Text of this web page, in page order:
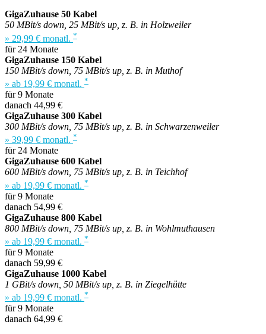
GigaZuhause 50 Kabel
50 MBit/s down, 25 MBit/s up, z. B. in Holzweiler
» 29,99 € monatl. *
für 24 Monate
GigaZuhause 150 Kabel
150 MBit/s down, 75 MBit/s up, z. B. in Muthof
» ab 19,99 € monatl. *
für 9 Monate
danach 44,99 €
GigaZuhause 300 Kabel
300 MBit/s down, 75 MBit/s up, z. B. in Schwarzenweiler
» 39,99 € monatl. *
für 24 Monate
GigaZuhause 600 Kabel
600 MBit/s down, 75 MBit/s up, z. B. in Teichhof
» ab 19,99 € monatl. *
für 9 Monate
danach 54,99 €
GigaZuhause 800 Kabel
800 MBit/s down, 75 MBit/s up, z. B. in Wohlmuthausen
» ab 19,99 € monatl. *
für 9 Monate
danach 59,99 €
GigaZuhause 1000 Kabel
1 GBit/s down, 50 MBit/s up, z. B. in Ziegelhütte
» ab 19,99 € monatl. *
für 9 Monate
danach 64,99 €